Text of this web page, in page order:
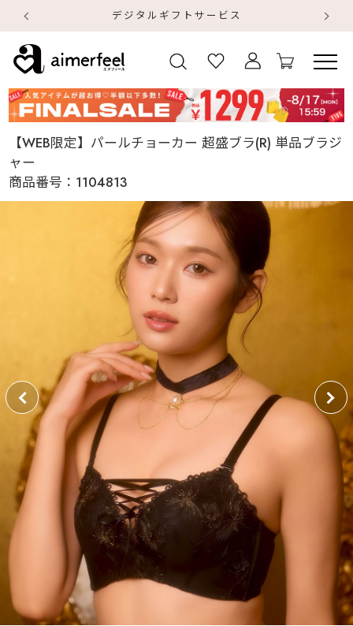
デジタルギフトサービス
【WEB限定】パールチョーカー 超盛ブラ(R) 単品ブラジ
ャー
商品番号： 1104813